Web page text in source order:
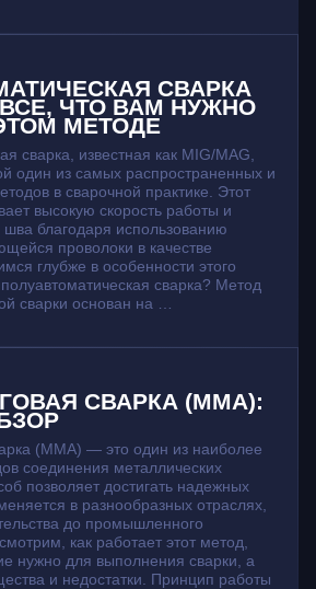
СВАРКА
ВСЕ, ЧТО ВАМ НУЖНО
МЕТОДЕ
сварка, известная как MIG/MAG,
один из самых распространенных и
в сварочной практике. Этот
высокую скорость работы и
шва благодаря использованию
проволоки в качестве
глубже в особенности этого
сварка? Метод
сварки основан на …
СВАРКА (MMA):
(MMA) — это один из наиболее
соединения металлических
позволяет достигать надежных
в разнообразных отраслях,
до промышленного
как работает этот метод,
нужно для выполнения сварки, а
и недостатки. Принцип работы